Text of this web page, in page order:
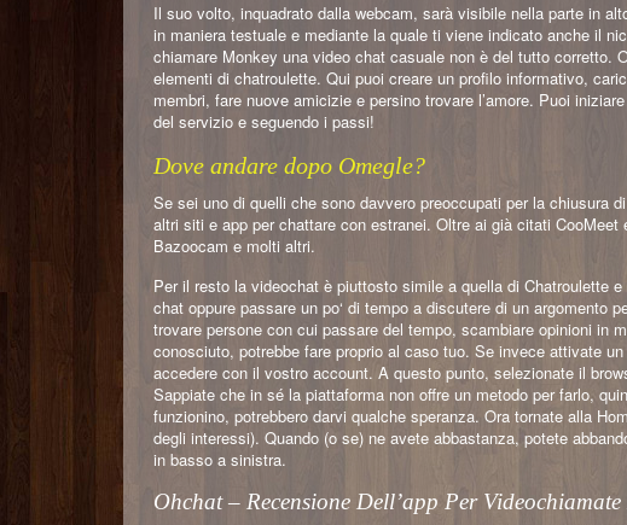
Il suo volto, inquadrato dalla webcam, sarà visibile nella parte in
in maniera testuale e mediante la quale ti viene indicato anche il
chiamare Monkey una video chat casuale non è del tutto corretto.
elementi di chatroulette. Qui puoi creare un profilo informativo,
membri, fare nuove amicizie e persino trovare l’amore. Puoi
del servizio e seguendo i passi!
Dove andare dopo Omegle?
Se sei uno di quelli che sono davvero preoccupati per la chiusura
altri siti e app per chattare con estranei. Oltre ai già citati
Bazoocam e molti altri.
Per il resto la videochat è piuttosto simile a quella di Chatroulette
chat oppure passare un po‘ di tempo a discutere di un
trovare persone con cui passare del tempo, scambiare opinioni in
conosciuto, potrebbe fare proprio al caso tuo. Se invece attivate
accedere con il vostro account. A questo punto, selezionate il
Sappiate che in sé la piattaforma non offre un metodo per farlo,
funzionino, potrebbero darvi qualche speranza. Ora tornate alla
degli interessi). Quando (o se) ne avete abbastanza, potete
in basso a sinistra.
Ohchat – Recensione Dell’app Per